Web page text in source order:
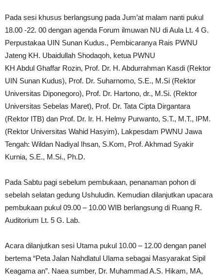
Pada sesi khusus berlangsung pada Jum’at malam nanti pukul
18.00 -22. 00 dengan agenda Forum ilmuwan NU di Aula Lt. 4 G.
Perpustakaa UIN Sunan Kudus., Pembicaranya Rais PWNU
Jateng KH. Ubaidullah Shodaqoh, ketua PWNU
KH Abdul Ghaffar Rozin, Prof. Dr. H. Abdurrahman Kasdi (Rektor
UIN Sunan Kudus), Prof. Dr. Suharnomo, S.E., M.Si (Rektor
Universitas Diponegoro), Prof. Dr. Hartono, dr., M.Si. (Rektor
Universitas Sebelas Maret), Prof. Dr. Tata Cipta Dirgantara
(Rektor ITB) dan Prof. Dr. Ir. H. Helmy Purwanto, S.T., M.T., IPM.
(Rektor Universitas Wahid Hasyim), Lakpesdam PWNU Jawa
Tengah: Wildan Nadiyal Ihsan, S.Kom, Prof. Akhmad Syakir
Kurnia, S.E., M.Si., Ph.D.
Pada Sabtu pagi sebelum pembukaan, penanaman pohon di
sebelah selatan gedung Ushuludin. Kemudian dilanjutkan upacara
pembukaan pukul 09.00 – 10.00 WIB berlangsung di Ruang R.
Auditorium Lt. 5 G. Lab.
Acara dilanjutkan sesi Utama pukul 10.00 – 12.00 dengan panel
bertema “Peta Jalan Nahdlatul Ulama sebagai Masyarakat Sipil
Keagama an”. Naea sumber, Dr. Muhammad A.S. Hikam, MA,